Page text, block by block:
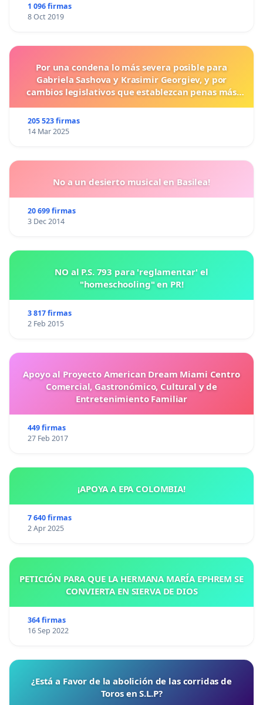
1 096 firmas
8 Oct 2019
Por una condena lo más severa posible para
Gabriela Sashova y Krasimir Georgiev, y por
cambios legislativos que establezcan penas más
205 523 firmas
14 Mar 2025
No a un desierto musical en Basilea!
20 699 firmas
3 Dec 2014
NO al P.S. 793 para 'reglamentar' el
"homeschooling" en PR!
3 817 firmas
2 Feb 2015
Apoyo al Proyecto American Dream Miami Centro
Comercial, Gastronómico, Cultural y de
Entretenimiento Familiar
449 firmas
27 Feb 2017
¡APOYA A EPA COLOMBIA!
7 640 firmas
2 Apr 2025
PETICIÓN PARA QUE LA HERMANA MARÍA EPHREM SE
CONVIERTA EN SIERVA DE DIOS
364 firmas
16 Sep 2022
¿Está a Favor de la abolición de las corridas de
Toros en S.L.P?